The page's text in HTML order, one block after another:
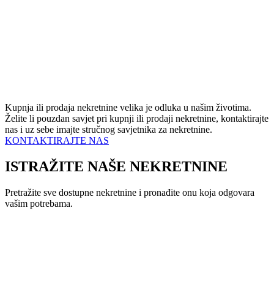
Kupnja ili prodaja nekretnine velika je odluka u našim životima.
Želite li pouzdan savjet pri kupnji ili prodaji nekretnine, kontaktirajte
nas i uz sebe imajte stručnog savjetnika za nekretnine.
KONTAKTIRAJTE NAS
ISTRAŽITE NAŠE NEKRETNINE
Pretražite sve dostupne nekretnine i pronađite onu koja odgovara
vašim potrebama.